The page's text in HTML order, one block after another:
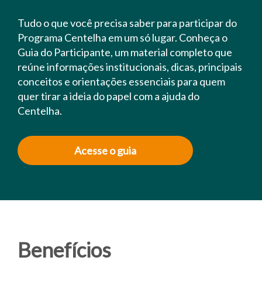
Tudo o que você precisa saber para participar do
Programa Centelha em um só lugar. Conheça o
Guia do Participante, um material completo que
reúne informações institucionais, dicas, principais
conceitos e orientações essenciais para quem
quer tirar a ideia do papel com a ajuda do
Centelha.
Acesse o guia
Benefícios